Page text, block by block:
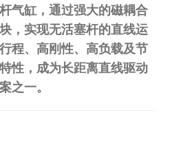
气缸，通过强大的磁耦合
，实现无活塞杆的直线运
程、高刚性、高负载及节
性，成为长距离直线驱动
之一。